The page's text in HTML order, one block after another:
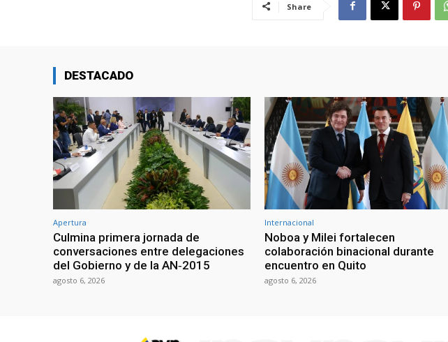
Share
DESTACADO
Apertura
Culmina primera jornada de
conversaciones entre delegaciones
del Gobierno y de la AN‑2015
agosto 6, 2026
Internacional
Noboa y Milei fortalecen
colaboración binacional durante
encuentro en Quito
agosto 6, 2026